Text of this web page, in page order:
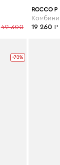
49 300
ROCCO P
19 260 ₽
-70%